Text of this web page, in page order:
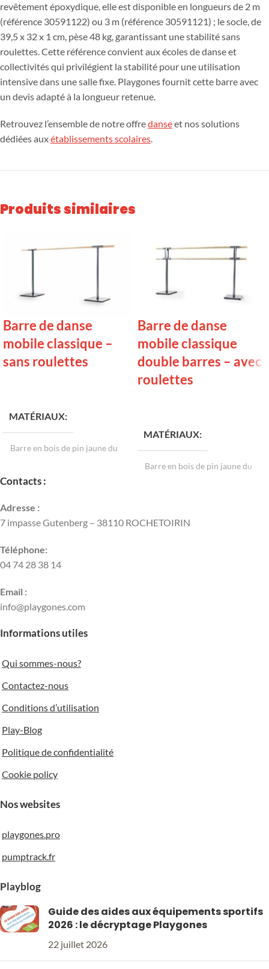
revêtement époxydique, elle est disponible en longueurs de 2 m
(référence 30591122) ou 3 m (référence 30591121) ; le socle, de
39,5 x 32 x 1 cm, pèse 48 kg, garantissant une stabilité sans
roulettes. Cette référence convient aux écoles de danse et
collectivités qui privilégient la stabilité pour une utilisation
intensive dans une salle fixe. Playgones fournit cette barre avec
un devis adapté à la longueur retenue.
Retrouvez l’ensemble de notre offredanseet nos solutions
dédiées auxétablissements scolaires.
Produits similaires
Barre de danse
mobile classique –
sans roulettes
MATÉRIAUX
Barre en bois de pin jaune du
recouverts d’un revêtement
LONGUEUR DE LA BARRE
2 m
DIAMÈTRE DE LA BARRE
POIDS DE LA BARRE
1,5 kg
3 kg
HAUTEUR DE LA BARRE -
1
DIMENSIONS D'UN
SOCLE
39,5 x 32 x 1 cm
Barre de danse
mobile classique
double barres – avec
roulettes
MATÉRIAUX
Barre en bois de pin jaune du
DIMENSIONS ENTRE LES
Contacts :
Adresse :
7 impasse Gutenberg – 38110 ROCHETOIRIN
Téléphone:
04 74 28 38 14
Email :
info@playgones.com
Informations utiles
Qui sommes-nous?
Contactez-nous
Conditions d’utilisation
Play-Blog
Politique de confidentialité
Cookie policy
Nos websites
playgones.pro
pumptrack.fr
Playblog
Guide des aides aux équipements sportifs
2026 : le décryptage Playgones
22 juillet 2026